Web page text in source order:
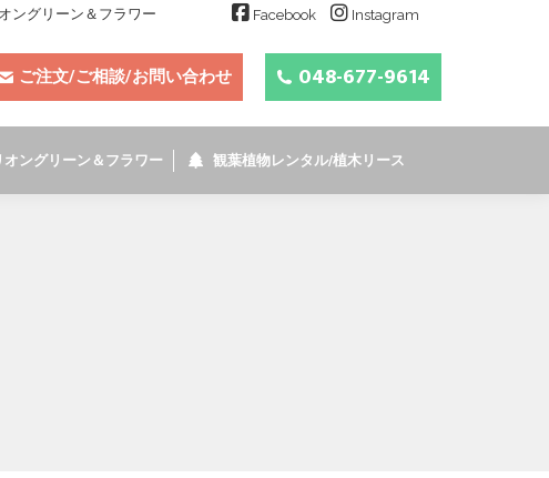
ングリーン＆フラワー Facebook Instagram
ご注文/ご相談/お問い合わせ 048-677-9614
オングリーン＆フラワー 観葉植物レンタル/植木リース